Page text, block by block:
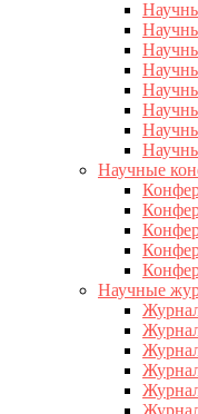
Научные
Научные